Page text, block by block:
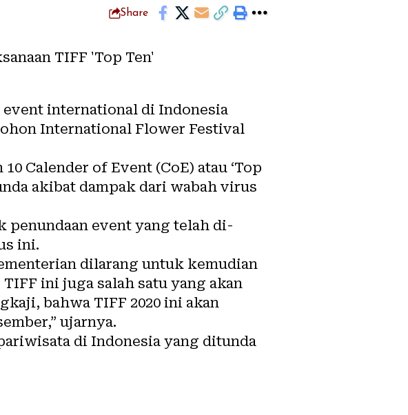
Share
international di Indonesia
International Flower Festival
Calender of Event (CoE) atau ‘Top
akibat dampak dari wabah virus
penundaan event yang telah di-
ini.
dilarang untuk kemudian
ini juga salah satu yang akan
bahwa TIFF 2020 ini akan
ujarnya.
di Indonesia yang ditunda